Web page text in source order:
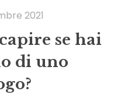
2021
se hai
di uno